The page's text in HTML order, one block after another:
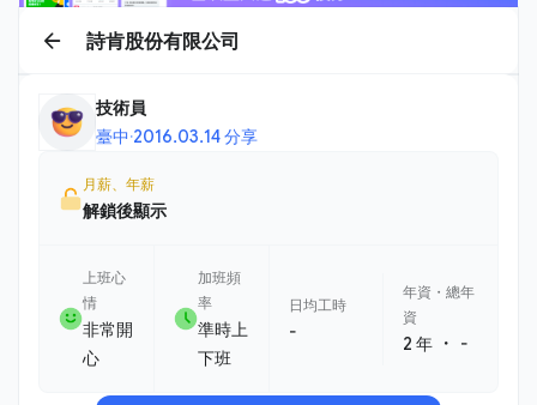
詩肯股份有限公司
技術員
臺中·2016.03.14 分享
月薪、年薪
解鎖後顯示
上班心
情
非常開
心
加班頻
率
準時上
下班
日均工時
-
年資・總年
資
2 年 ・ -